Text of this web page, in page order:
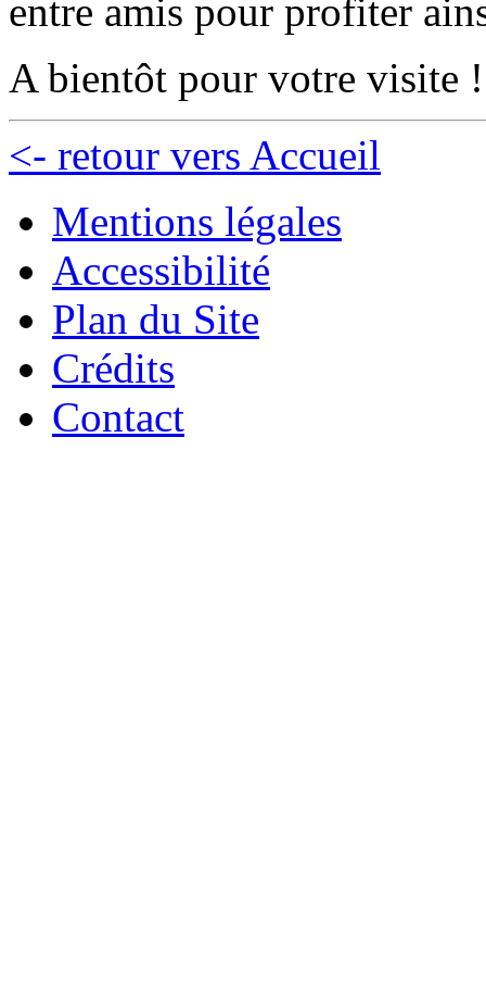
entre amis pour profiter
A bientôt pour votre visite !
<- retour vers Accueil
Mentions légales
Accessibilité
Plan du Site
Crédits
Contact